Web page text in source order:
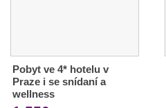
Pobyt ve 4* hotelu v
Praze i se snídaní a
wellness